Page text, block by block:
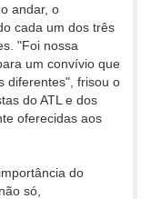
andar, o
cada um dos três
"Foi nossa
um convívio que
diferentes", frisou o
do ATL e dos
oferecidas aos
do
só,